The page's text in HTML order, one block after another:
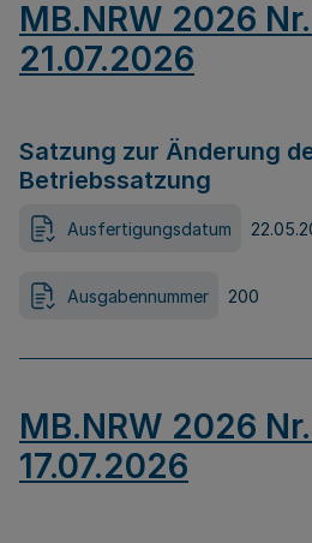
MB.NRW 2026
21.07.2026
Satzung zur Änderung
Betriebssatzung
Ausfertigungsdatum
Ausgabennummer 200
MB.NRW 2026
17.07.2026